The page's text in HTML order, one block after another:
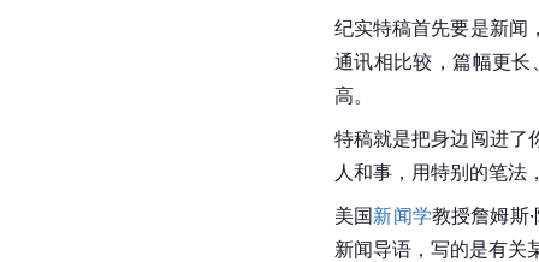
纪实特稿首先要是新闻
通讯相比较，篇幅更
高。
特稿就是把身边闯进了
人和事，用特别的笔法
美国新闻学教授詹姆斯
新闻导语，写的是有关